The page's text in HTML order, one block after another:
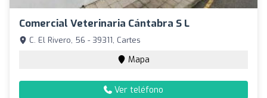
Comercial Veterinaria Cántabra S L
C. El Rivero, 56 - 39311, Cartes
Mapa
Ver teléfono